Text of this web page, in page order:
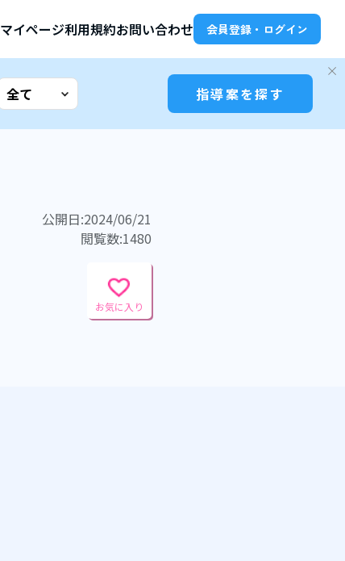
マイページ利用規約お問い合わせ 会員登録・ログイン
指導案を探す
公開日:2024/06/21
閲覧数:1480
お気に入り